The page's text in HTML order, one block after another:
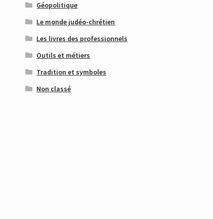
Géopolitique
Le monde judéo-chrétien
Les livres des professionnels
Outils et métiers
Tradition et symboles
Non classé